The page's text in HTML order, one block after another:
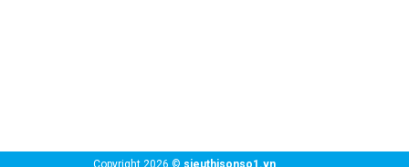
Copyright 2026 © sieuthisonso1.vn